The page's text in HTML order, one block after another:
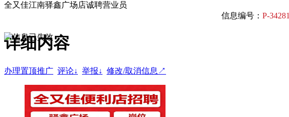
全又佳江南驿鑫广场店诚聘营业员
信息编号： P-34281
详细内容
办理置顶推广 评论↓ 举报↓ 修改/取消信息↗